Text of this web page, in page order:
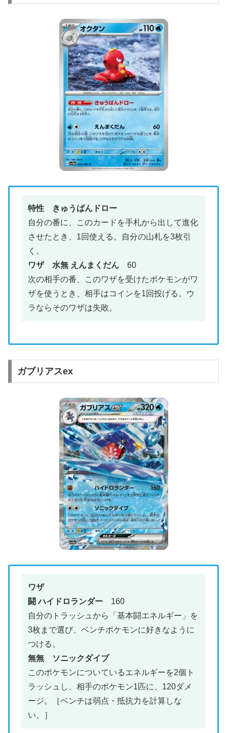
特性 きゅうばんドロー
自分の番に、このカードを手札から出して進化
させたとき、1回使える。自分の山札を3枚引
く。
ワザ 水無 えんまくだん 60
次の相手の番、このワザを受けたポケモンがワ
ザを使うとき、相手はコインを1回投げる。ウ
ラならそのワザは失敗。
ガブリアスex
ワザ
闘 ハイドロランダー 160
自分のトラッシュから「基本闘エネルギー」を
3枚まで選び、ベンチポケモンに好きなように
つける。
無無 ソニックダイブ
このポケモンについているエネルギーを2個ト
ラッシュし、相手のポケモン1匹に、120ダメ
ージ。［ベンチは弱点・抵抗力を計算しな
い。］